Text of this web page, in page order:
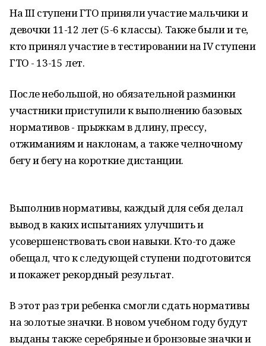
На III ступени ГТО приняли участие мальчики и
девочки 11-12 лет (5-6 классы). Также были и те,
кто принял участие в тестировании на IV ступени
ГТО - 13-15 лет.
После небольшой, но обязательной разминки
участники приступили к выполнению базовых
нормативов - прыжкам в длину, прессу,
отжиманиям и наклонам, а также челночному
бегу и бегу на короткие дистанции.
Выполнив нормативы, каждый для себя делал
вывод в каких испытаниях улучшить и
усовершенствовать свои навыки. Кто-то даже
обещал, что к следующей ступени подготовится
и покажет рекордный результат.
В этот раз три ребенка смогли сдать нормативы
на золотые значки. В новом учебном году будут
выданы также серебряные и бронзовые значки и